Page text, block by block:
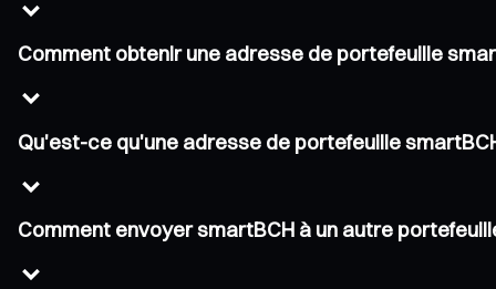
Comment obtenir une adresse de portefeuille
Qu'est-ce qu'une adresse de portefeuille
Comment envoyer smartBCH à un autre